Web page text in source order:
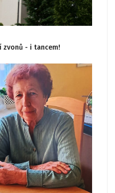
zvonů - i tancem!